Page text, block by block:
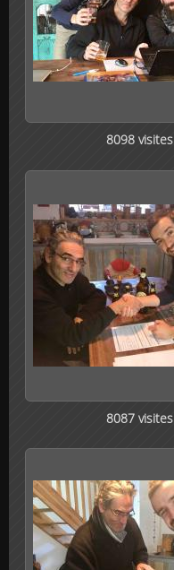
8098 visites
8087 visites